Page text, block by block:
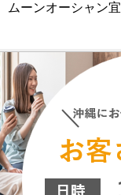
ーンオーシャン宜